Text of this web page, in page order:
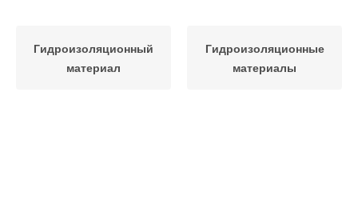
Гидроизоляционный
материал
Гидроизоляционные
материалы